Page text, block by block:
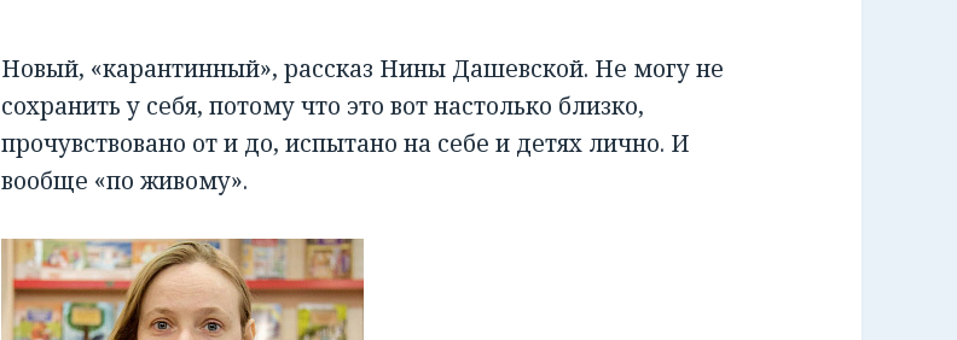
Новый, «карантинный», рассказ Нины Дашевской. Не могу не
сохранить у себя, потому что это вот настолько близко,
прочувствовано от и до, испытано на себе и детях лично. И
вообще «по живому».